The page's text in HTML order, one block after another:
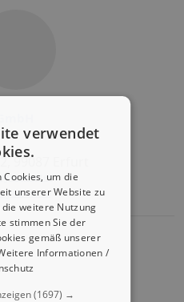
99087 Erfurt
bearbeiten
aktivieren
verwendet
um die
unserer Website zu
weitere Nutzung
stimmen Sie der
gemäß unserer
Informationen /
(1697) →